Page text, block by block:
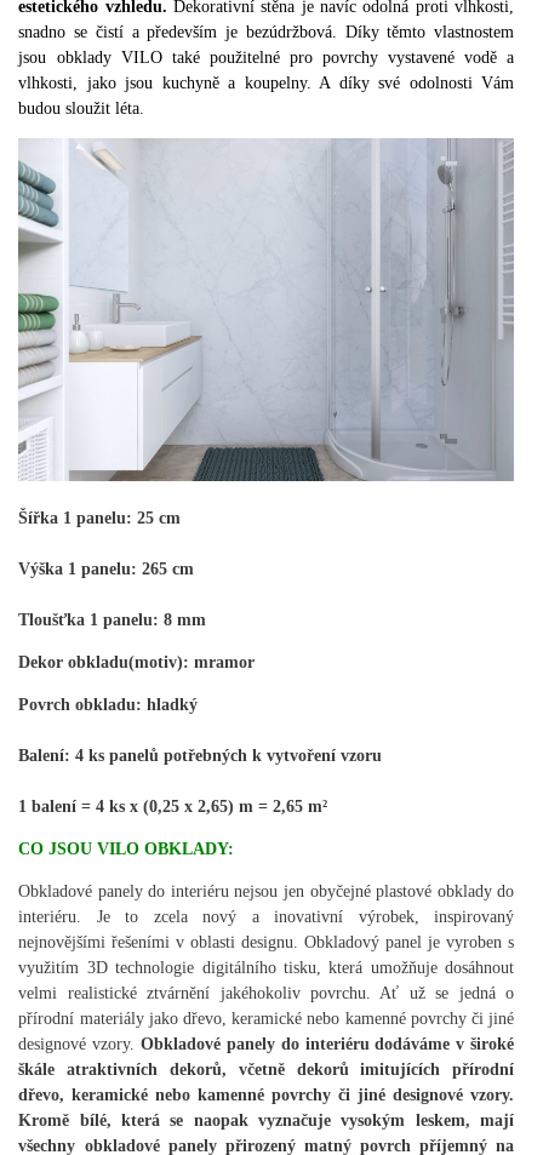
estetického vzhledu. Dekorativní stěna je navíc odolná proti vlhkosti,
snadno se čistí a především je bezúdržbová. Díky těmto vlastnostem
jsou obklady VILO také použitelné pro povrchy vystavené vodě a
vlhkosti, jako jsou kuchyně a koupelny. A díky své odolnosti Vám
budou sloužit léta.
Šířka 1 panelu: 25 cm
Výška 1 panelu: 265 cm
Tloušťka 1 panelu: 8 mm
Dekor obkladu(motiv): mramor
Povrch obkladu: hladký
Balení: 4 ks panelů potřebných k vytvoření vzoru
1 balení = 4 ks x (0,25 x 2,65) m = 2,65 m²
CO JSOU VILO OBKLADY:
Obkladové panely do interiéru nejsou jen obyčejné plastové obklady do
interiéru. Je to zcela nový a inovativní výrobek, inspirovaný
nejnovějšími řešeními v oblasti designu. Obkladový panel je vyroben s
využitím 3D technologie digitálního tisku, která umožňuje dosáhnout
velmi realistické ztvárnění jakéhokoliv povrchu. Ať už se jedná o
přírodní materiály jako dřevo, keramické nebo kamenné povrchy či jiné
designové vzory.Obkladové panely do interiéru dodáváme v široké
škále atraktivních dekorů, včetně dekorů imitujících přírodní
dřevo, keramické nebo kamenné povrchy či jiné designové vzory.
Kromě bílé, která se naopak vyznačuje vysokým leskem, mají
všechny obkladové panely přirozený matný povrch příjemný na